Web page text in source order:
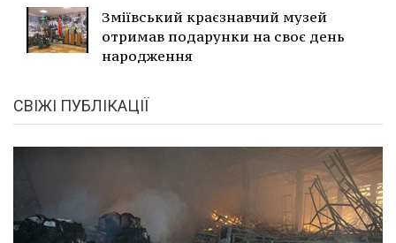
Зміївський краєзнавчий музей
отримав подарунки на своє день
народження
СВІЖІ ПУБЛІКАЦІЇ